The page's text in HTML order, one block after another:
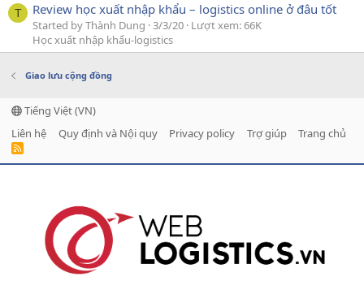
T Review học xuất nhập khẩu – logistics online ở đâu tốt
Started by Thành Dung 3/3/20 Lượt xem: 66K
Học xuất nhập khẩu-logistics
Giao lưu cộng đồng
Tiếng Việt (VN)
Liên hệ
Quy định và Nội quy Privacy policy Trợ giúp Trang chủ
R